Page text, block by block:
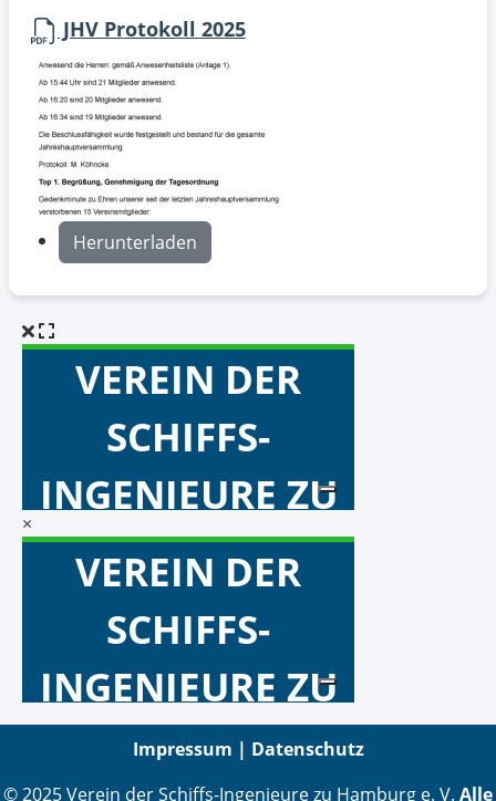
JHV Protokoll 2025
Herunterladen
×
Impressum | Datenschutz
© 2025 Verein der Schiffs-Ingenieure zu Hamburg e. V. Alle